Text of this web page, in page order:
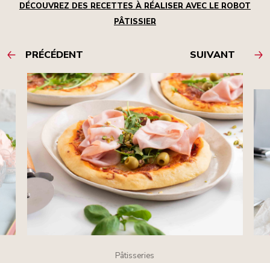
DÉCOUVREZ DES RECETTES À RÉALISER AVEC LE ROBOT
PÂTISSIER
PRÉCÉDENT SUIVANT
Pâtisseries